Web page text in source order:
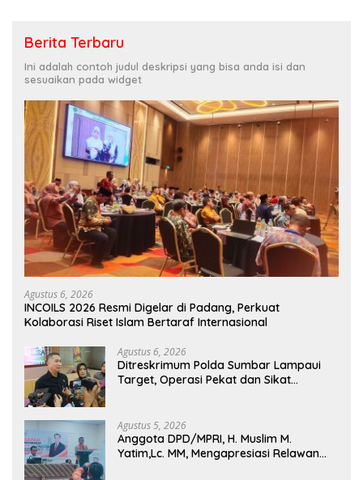
Berita Terbaru
Ini adalah contoh judul deskripsi yang bisa anda isi dan
sesuaikan pada widget
Agustus 6, 2026
INCOILS 2026 Resmi Digelar di Padang, Perkuat
Kolaborasi Riset Islam Bertaraf Internasional
Agustus 6, 2026
Ditreskrimum Polda Sumbar Lampaui
Target, Operasi Pekat dan Sikat
Agustus 5, 2026
Anggota DPD/MPRI, H. Muslim M.
Yatim,Lc. MM, Mengapresiasi Relawan